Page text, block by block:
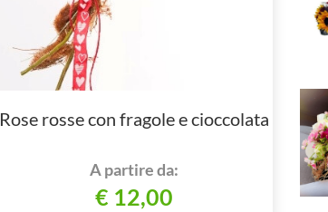
Rose rosse con fragole e cioccolata
A partire da:
€ 12,00